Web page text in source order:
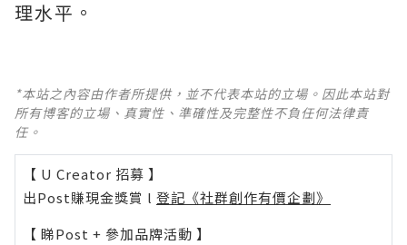
理水平。
*本站之內容由作者所提供，並不代表本站的立場。因此本站對
所有博客的立場、真實性、準確性及完整性不負任何法律責
任。
【 U Creator 招募 】
出Post賺現金獎賞 l 登記《社群創作有價企劃》
【 睇Post + 參加品牌活動 】